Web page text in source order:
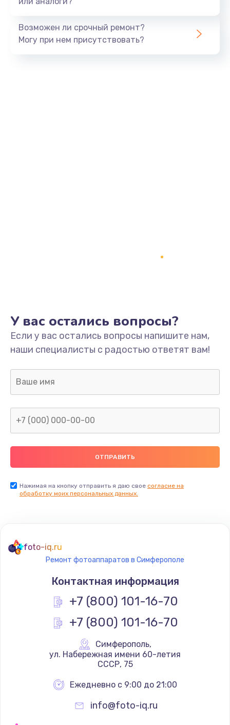
Возможен ли срочный ремонт?
Могу при нем присутствовать?
У вас остались вопросы?
Если у вас остались вопросы напишите нам,
наши специалисты с радостью ответят вам!
Нажимая на кнопку отправить я даю свое согласие на
обработку моих персональных данных.
foto-iq.ru
Ремонт фотоаппаратов в Симферополе
Контактная информация
+7 (800) 101-16-70
+7 (800) 101-16-70
Симферополь,
СССР, 75
Ежедневно с 9:00 до 21:00
info@foto-iq.ru